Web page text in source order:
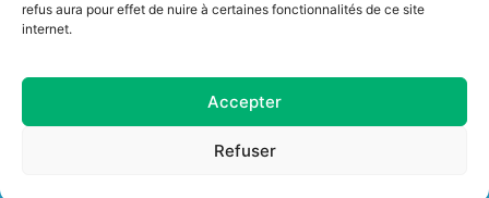
refus aura pour effet de nuire à certaines fonctionnalités de ce site
internet.
Accepter
Refuser